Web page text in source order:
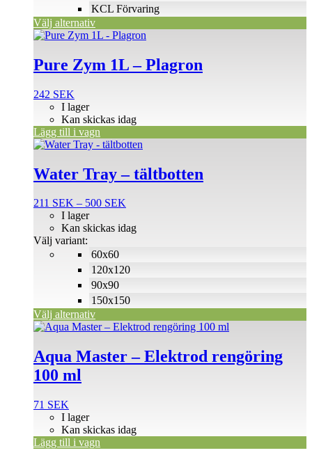
KCL Förvaring
Välj alternativ
Pure Zym 1L – Plagron
242 SEK
I lager
Kan skickas idag
Lägg till i vagn
Water Tray – tältbotten
211 SEK – 500 SEK
till
60x60
120x120
90x90
150x150
I lager
Kan skickas idag
Välj variant:
Välj alternativ
Den
produkten
har
varianter.
olika
alternativen
Aqua Master – Elektrod rengöring
100 ml
71 SEK
I lager
Kan skickas idag
Lägg till i vagn